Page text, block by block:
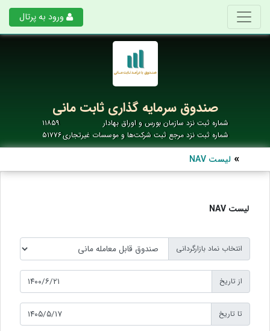
ورود به پرتال
صندوق سرمایه گذاری ثابت مانی
شماره ثبت نزد سازمان بورس و اوراق بهادار
۱۱۸۵۹
شماره ثبت نزد مرجع ثبت شرکت‌ها و موسسات غیرتجاری۵۱۷۷۶
لیست NAV
لیست NAV
انتخاب نماد بازارگردانی
از تاریخ
تا تاریخ